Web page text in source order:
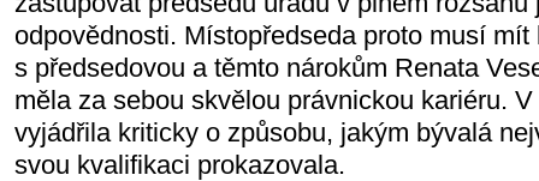
odpovědnosti. Místopředseda proto musí
s předsedovou a těmto nárokům Renata
měla za sebou skvělou právnickou kariéru.
vyjádřila kriticky o způsobu, jakým bývalá
svou kvalifikaci prokazovala.